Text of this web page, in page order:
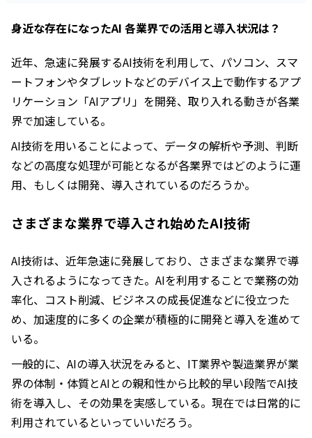
身近な存在になったAI 各業界での活用と導入状況は？
近年、急速に発展するAI技術を利用して、パソコン、スマ
ートフォンやタブレットなどのデバイス上で動作するアプ
リケーション「AIアプリ」を開発、取り入れる動きが各業
界で加速している。
AI技術を用いることによって、データの解析や予測、判断
などの高度な処理が可能となるが各業界ではどのように運
用、もしくは開発、導入されているのだろうか。
さまざまな業界で導入され始めたAI技術
AI技術は、近年急速に発展しており、さまざまな業界で導
入されるようになってきた。AIを利用することで業務の効
率化、コスト削減、ビジネスの成長促進などに役立つた
め、加速度的に多くの企業が積極的に開発と導入を進めて
いる。
一般的に、AIの導入状況をみると、IT業界や製造業界が業
界の体制・体質とAIとの親和性から比較的早い段階でAI技
術を導入し、その効果を実感している。現在では日常的に
利用されているといっていいだろう。